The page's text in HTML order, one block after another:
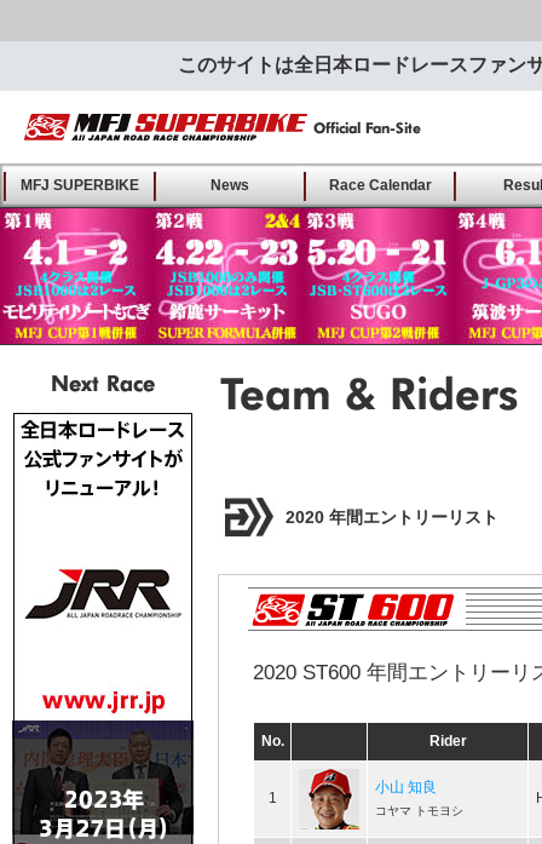
このサイトは全日本ロードレースファン
MFJ SUPERBIKE ALL
JAPAN ROAD RACE
CHAMPIONSHIP - Offical
Fan-Site
MFJ SUPERBIKE News Race Calendar
Next Race
2020 年間エントリーリスト
2020 ST600 年間エントリーリ
No. Rider
1
小山 知良
コヤマ トモヨシ